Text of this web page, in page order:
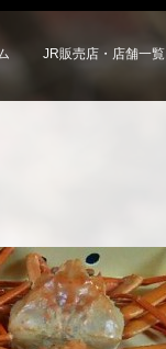
JR販売店・店舗一覧